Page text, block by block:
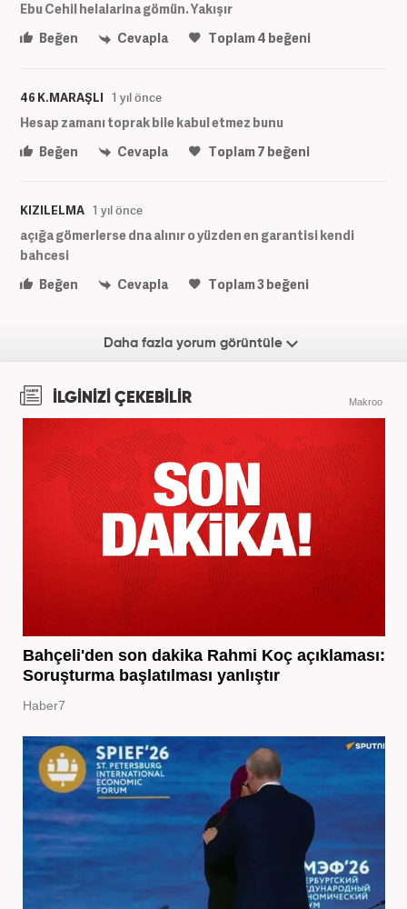
Ebu Cehil helalarina gömün. Yakışır
Beğen
Cevapla Toplam4 beğeni
46 K.MARAŞLI 1 yıl önce
Hesap zamanı toprak bile kabul etmez bunu
Beğen
Cevapla Toplam7 beğeni
KIZILELMA 1 yıl önce
açığa gömerlerse dna alınır o yüzden en garantisi kendi
bahcesi
Beğen
Cevapla Toplam3beğeni
Daha fazla yorum görüntüle
İLGİNİZİ ÇEKEBİLİR Makroo
Bahçeli'den son dakika Rahmi Koç açıklaması:
Soruşturma başlatılması yanlıştır
Haber7